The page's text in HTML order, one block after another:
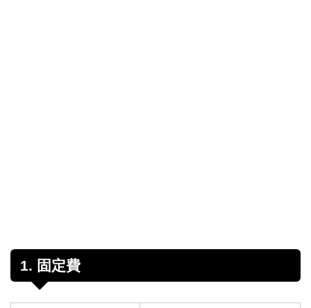
1. 固定費